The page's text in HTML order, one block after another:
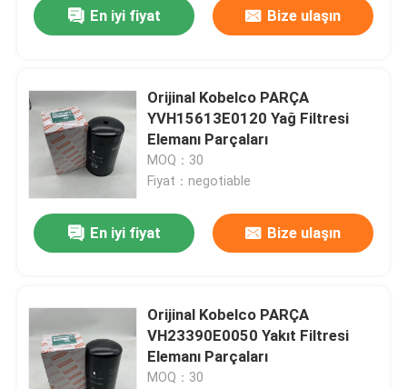
En iyi fiyat Bize ulaşın
Orijinal Kobelco PARÇA
YVH15613E0120 Yağ Filtresi
Elemanı Parçaları
MOQ：30
Fiyat：negotiable
En iyi fiyat Bize ulaşın
Orijinal Kobelco PARÇA
VH23390E0050 Yakıt Filtresi
Elemanı Parçaları
MOQ：30